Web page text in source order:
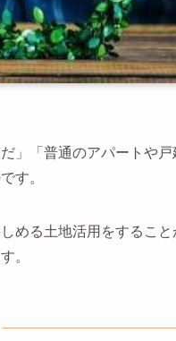
」「普通のアパートや
す。
める土地活用をするこ
。